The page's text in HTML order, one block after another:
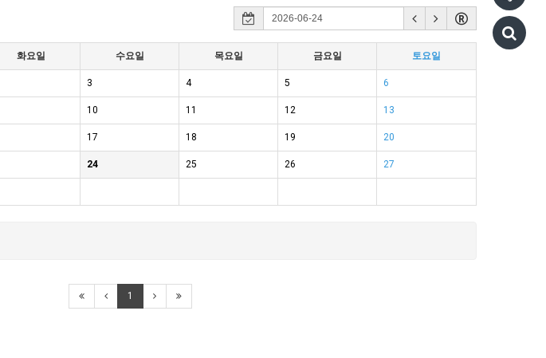
화요일 수요일 목요일 금요일 토요일
3 4 5 6
10 11 12 13
17 18 19 20
24 25 26 27
1